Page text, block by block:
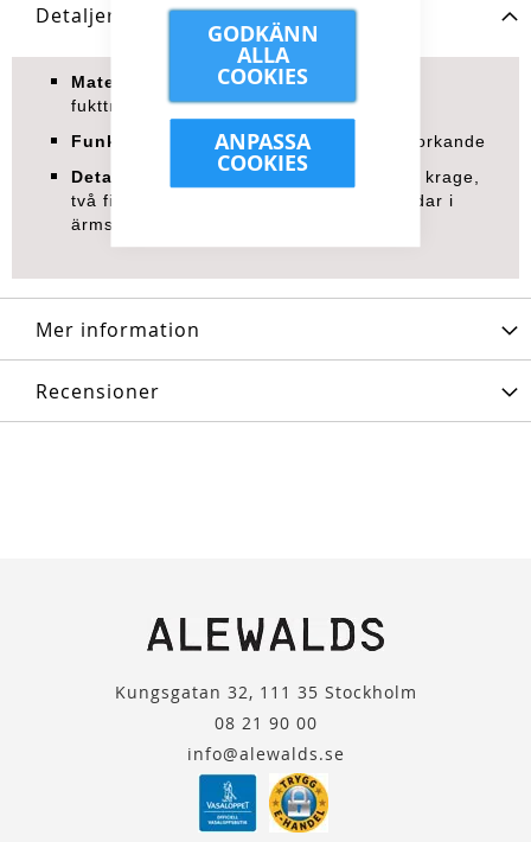
GODKÄNN
ALLA
COOKIES
ANPASSA
COOKIES
Detaljer
Material:
Mjuk fleece med bra
fukttransporterande egenskaper
Funktioner:
Lätt, värmande och snabbtorkande
Detaljer:
Hel dragkedja framtill, halvhög krage,
två fickor med dragkedja, elastiska muddar i
ärmslut och nederkant, maskintvättbar
Mer information
Recensioner
Kungsgatan 32, 111 35 Stockholm
08 21 90 00
info@alewalds.se